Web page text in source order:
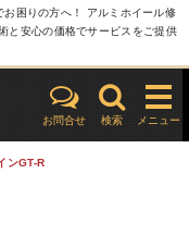
困りの方へ！ アルミホイール修
と安心の価格でサービスをご提供
お問合せ 検索 メニュー
ンGT-R